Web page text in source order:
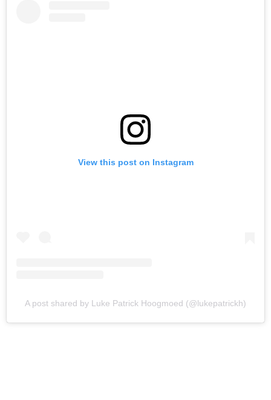
View this post on Instagram
A post shared by Luke Patrick Hoogmoed (@lukepatrickh)